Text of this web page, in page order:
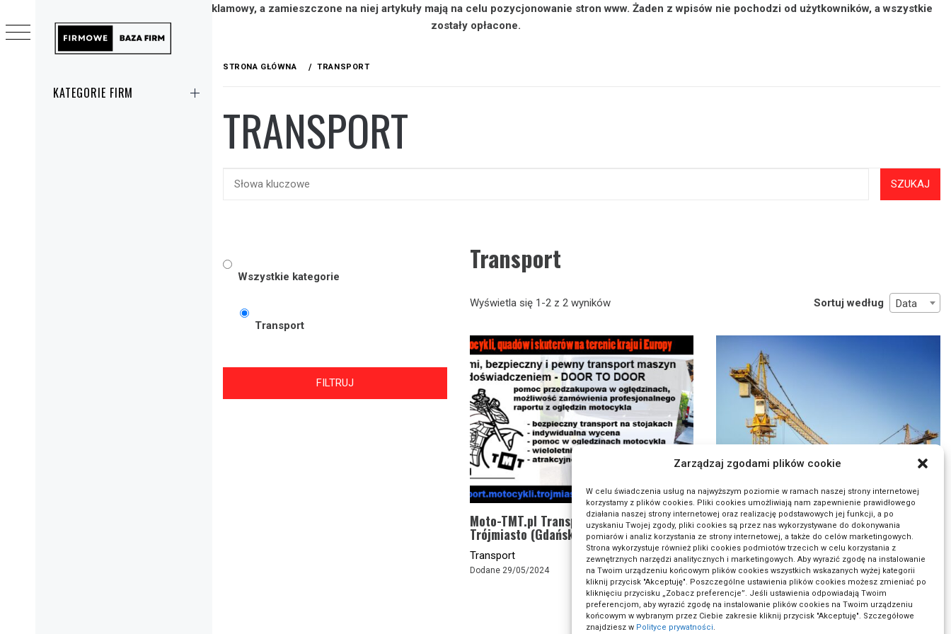
Zarządzaj zgodami plików cookie
W celu świadczenia usług na najwyższym poziomie w ramach naszej strony internetowej
korzystamy z plików cookies. Pliki cookies umożliwiają nam zapewnienie prawidłowego
działania naszej strony internetowej oraz realizację podstawowych jej funkcji, a po
uzyskaniu Twojej zgody, pliki cookies są przez nas wykorzystywane do dokonywania
pomiarów i analiz korzystania ze strony internetowej, a także do celów marketingowych.
Strona wykorzystuje również pliki cookies podmiotów trzecich w celu korzystania z
zewnętrznych narzędzi analitycznych i marketingowych. Aby wyrazić zgodę na instalowanie
na Twoim urządzeniu końcowym plików cookies wszystkich wskazanych wyżej kategorii
kliknij przycisk "Akceptuję". Poszczególne ustawienia plików cookies możesz zmieniać po
kliknięciu przycisku „Zobacz preferencje”. Jeśli ustawienia odpowiadają Twoim
preferencjom, aby wyrazić zgodę na instalowanie plików cookies na Twoim urządzeniu
końcowym w wybranym przez Ciebie zakresie kliknij przycisk "Akceptuję". Szczegółowe
znajdziesz w Polityce prywatności.
Strona/Blog w całości ma charakter reklamowy, a zamieszczone na niej artykuły mają na celu pozycjonowanie stron www. Żaden z wpisów nie pochodzi od użytkowników, a wszystkie
zostały opłacone.
główneKATEGORIE FIRM
Przejdź
STRONA GŁÓWNA TRANSPORT
TRANSPORT
SZUKAJ
Wszystkie kategorie
Transport
FILTRUJ
Transport
Wyświetla się 1-2 z 2 wyników Sortuj według Data
Moto-TMT.pl Transport Motocykli
Trójmiasto (Gdańsk, Gdynia, Sopot)
Transport
Dodane 29/05/2024
ELGIS-Garbatka Sp. z o.o.
Transport
Dodane 25/10/2023